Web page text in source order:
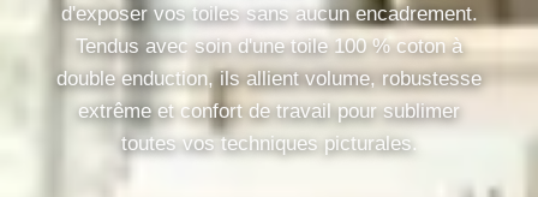
d'exposer vos toiles sans aucun encadrement.
Tendus avec soin d'une toile 100 % coton à
double enduction, ils allient volume, robustesse
extrême et confort de travail pour sublimer
toutes vos techniques picturales.